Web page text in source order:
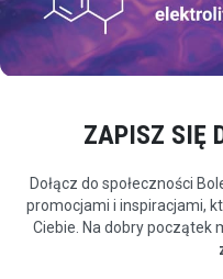
ZAPISZ SIĘ
Dołącz do społeczności
promocjami i inspiracjami,
Ciebie. Na dobry początek